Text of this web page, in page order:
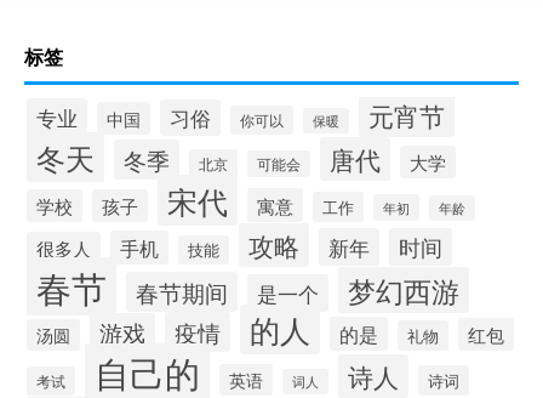
标签
专业 中国 习俗 你可以 保暖 元宵节
冬天 冬季 北京 可能会 唐代
大学
学校
孩子 宋代 寓意 工作 年初 年龄
很多人 手机 技能 攻略 新年 时间
春节 春节期间 是一个 梦幻西游
汤圆 游戏 疫情 的人 的是 礼物 红包
考试 自己的 英语 词人 诗人 诗词